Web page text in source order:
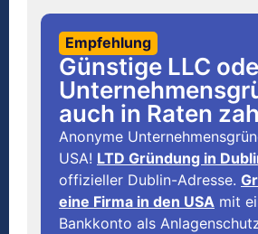
Empfehlung
Günstige LLC
auch in Raten
Anonyme
USA! LTD Gründung in
offizieller Dublin-Adresse.
eine Firma in den USA mit
Bankkonto als